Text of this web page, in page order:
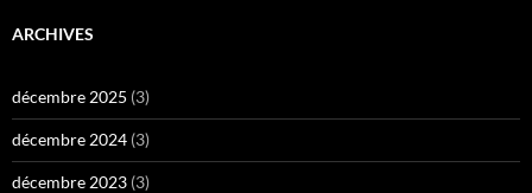
ARCHIVES
décembre 2025 (3)
décembre 2024 (3)
décembre 2023 (3)